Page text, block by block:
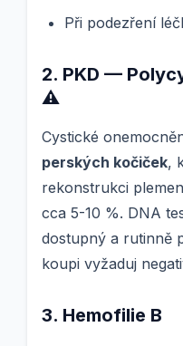
Při podezření
2. PKD —
⚠️
Cystické
perských kočiček,
rekonstrukci
cca 5-10 %. DNA
dostupný a rutinně
koupi vyžaduj
3. Hemofilie B